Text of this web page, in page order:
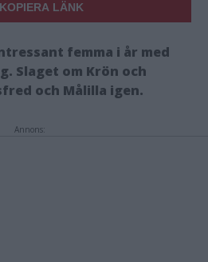
KOPIERA LÄNK
femma i år med
Slaget om Krön och
och Målilla igen.
Annons: